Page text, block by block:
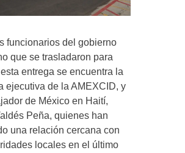
funcionarios del gobierno
que se trasladaron para
entrega se encuentra la
ejecutiva de la AMEXCID, y
de México en Haití,
Peña, quienes han
una relación cercana con
locales en el último